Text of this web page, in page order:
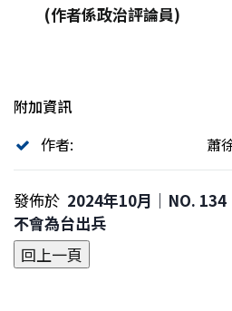
(作者係政治評論員)
附加資訊
作者:
蕭
發佈於 2024年10月｜NO.
不會為台出兵